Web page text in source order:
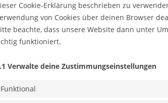
Cookie-Erklärung beschrieben zu
von Cookies über deinen Browser
beachte, dass unsere Website dann unter
funktioniert.
Verwalte deine Zustimmungseinstellungen
Funktional